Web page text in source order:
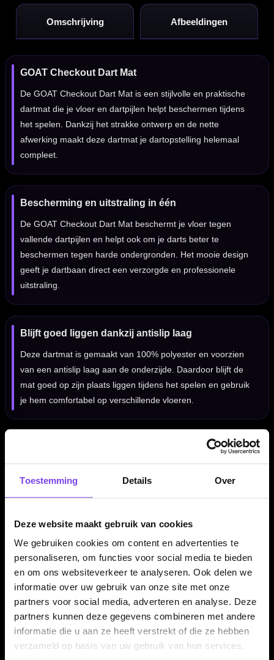
Toestemming Details Over
Deze website maakt gebruik van cookies
We gebruiken cookies om content en advertenties te
personaliseren, om functies voor social media te bieden
en om ons websiteverkeer te analyseren. Ook delen we
informatie over uw gebruik van onze site met onze
partners voor social media, adverteren en analyse. Deze
partners kunnen deze gegevens combineren met andere
informatie die u aan ze heeft verstrekt of die ze hebben
verzameld op basis van uw gebruik van hun services.
Omschrijving Afbeeldingen
GOAT Checkout Dart Mat
De GOAT Checkout Dart Mat is een stijlvolle en praktische
dartmat die je vloer en dartpijlen helpt beschermen tijdens
het spelen. Dankzij het strakke ontwerp en de nette
afwerking maakt deze dartmat je dartopstelling helemaal
compleet.
Bescherming en uitstraling in één
De GOAT Checkout Dart Mat beschermt je vloer tegen
vallende dartpijlen en helpt ook om je darts beter te
beschermen tegen harde ondergronden. Het mooie design
geeft je dartbaan direct een verzorgde en professionele
uitstraling.
Blijft goed liggen dankzij antislip laag
Deze dartmat is gemaakt van 100% polyester en voorzien
van een antislip laag aan de onderzijde. Daardoor blijft de
mat goed op zijn plaats liggen tijdens het spelen en gebruik
je hem comfortabel op verschillende vloeren.
✓ Beschermt vloer en dartpijlen
✓ Stijlvol GOAT design
✓ Gemaakt van 100% polyester
✓ Blijft goed op zijn plaats liggen
✓ Ideaal voor thuisgebruik en training
Afmeting dartmat:285 x 80 cm
Dikte:3 mm
Dartmat Lengte:
285 cm